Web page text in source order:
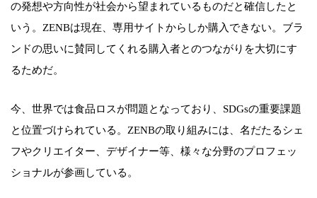
の発想や方向性が社会から望まれているものだと確信したと
いう。ZENBは現在、専用サイトからしか購入できない。ブラ
ンドの思いに賛同してくれる購入者とのつながりを大切にす
るためだ。
今、世界では食品ロスが問題となっており、SDGsの重要課題
と位置づけられている。ZENBの取り組みには、名だたるシェ
フやクリエイター、デザイナー等、様々な分野のプロフェッ
ショナルが参画している。